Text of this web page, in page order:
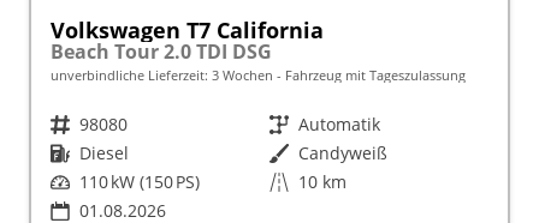
Volkswagen T7 California
Beach Tour 2.0 TDI DSG
unverbindliche Lieferzeit: 3 Wochen Fahrzeug mit Tageszulassung
Fahrzeugnr. 98080 Getriebe Automatik
Kraftstoff Diesel Außenfarbe Candyweiß
Leistung 110 kW (150 PS) Kilometerstand 10 km
01.08.2026